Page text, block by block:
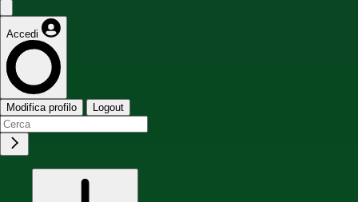
Accedi
Modifica profilo Logout